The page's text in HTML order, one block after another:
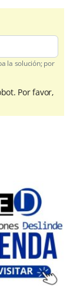
la solución; por
Por favor,